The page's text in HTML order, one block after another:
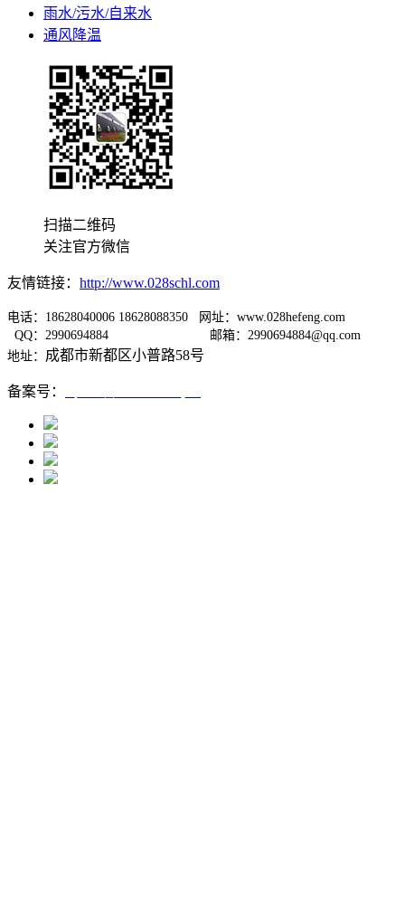
雨水/污水/自来水
通风降温
扫描二维码
关注官方微信
友情链接： http://www.028schl.com
电话：18628040006 18628088350 网址：www.028hefeng.com
QQ：2990694884
邮箱：2990694884@qq.com
地址： 成都市新都区小普路58号
备案号：